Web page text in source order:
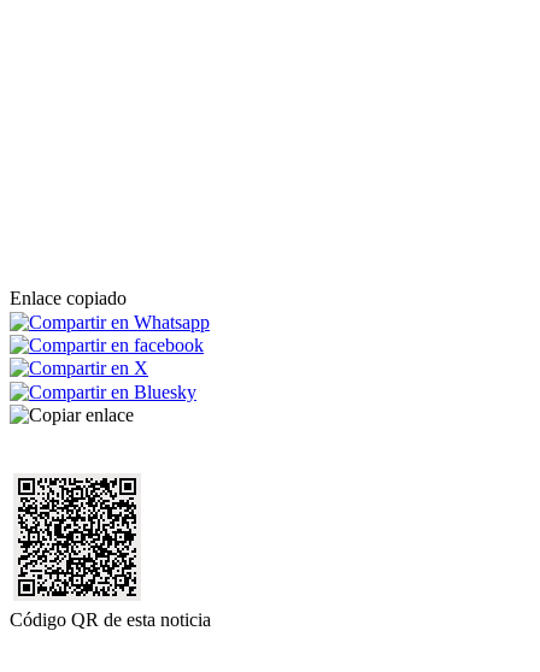
Enlace copiado
Código QR de esta noticia